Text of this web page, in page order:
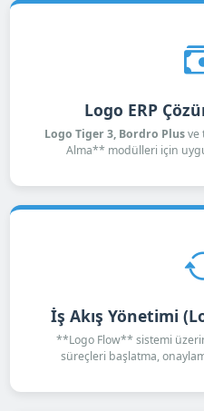
Logo ERP
Logo Tiger 3, Bordro Plusve
Alma** modülleri için
İş Akış Yönetimi
**Logo Flow** sistemi
süreçleri başlatma,